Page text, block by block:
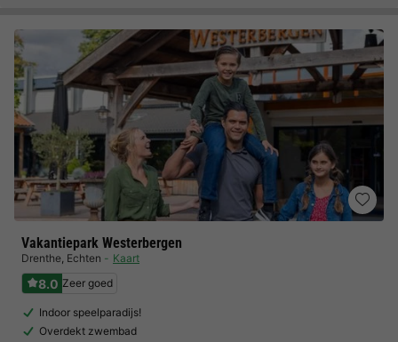
Vakantiepark Westerbergen
Drenthe, Echten Kaart
8.0 Zeer goed
Indoor speelparadijs!
Overdekt zwembad